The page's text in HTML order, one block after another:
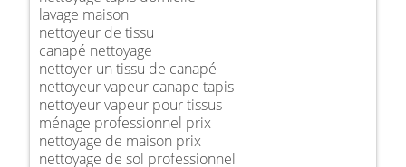
lavage maison
nettoyeur de tissu
canapé nettoyage
nettoyer un tissu de canapé
nettoyeur vapeur canape tapis
nettoyeur vapeur pour tissus
ménage professionnel prix
nettoyage de maison prix
nettoyage de sol professionnel